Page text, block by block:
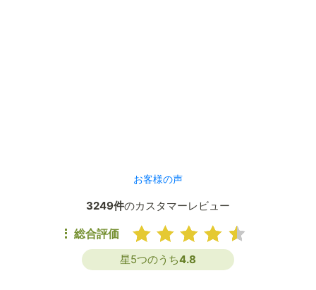
お客様の声
3249件のカスタマーレビュー
総合評価
星5つのうち4.8